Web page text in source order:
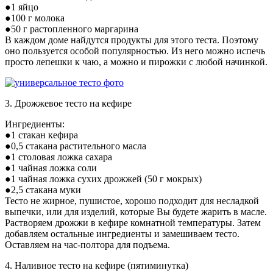
●1 яйцo
●100 г молока
●50 г растопленного маргарина
В каждом доме найдутся продукты для этого теста. Поэтому
оно пользуется особой популярностью. Из него можно испечь
просто лепешки к чаю, а можно и пирожки с любой начинкой.
3. Дрожжевое тесто на кефире
Ингредиенты:
●1 стакан кефира
●0,5 стакана растительного масла
●1 столовая ложка сахара
●1 чайная ложка соли
●1 чайная ложка сухих дрожжей (50 г мокрых)
●2,5 стакана муки
Тесто не жирное, пушистое, хорошо подходит для несладкой
выпечки, или для изделий, которые Вы будете жарить в масле.
Растворяем дрожжи в кефире комнатной температуры. Затем
добавляем остальные ингредиенты и замешиваем тесто.
Оставляем на час-полтора для подъема.
4. Наливное тесто на кефире (пятиминутка)